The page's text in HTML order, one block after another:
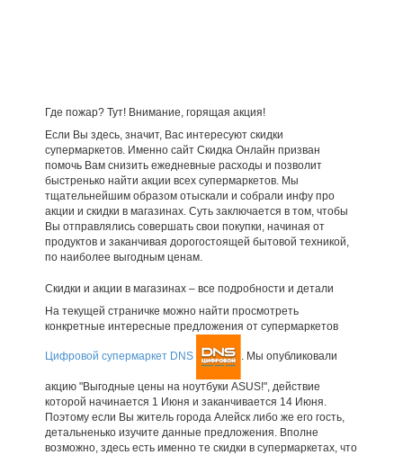
Где пожар? Тут! Внимание, горящая акция!
Если Вы здесь, значит, Вас интересуют скидки
супермаркетов. Именно сайт Скидка Онлайн призван
помочь Вам снизить ежедневные расходы и позволит
быстренько найти акции всех супермаркетов. Мы
тщательнейшим образом отыскали и собрали инфу про
акции и скидки в магазинах. Суть заключается в том, чтобы
Вы отправлялись совершать свои покупки, начиная от
продуктов и заканчивая дорогостоящей бытовой техникой,
по наиболее выгодным ценам.
Скидки и акции в магазинах – все подробности и детали
На текущей страничке можно найти просмотреть
конкретные интересные предложения от супермаркетов
Цифровой супермаркет DNS . Мы опубликовали
акцию "Выгодные цены на ноутбуки ASUS!", действие
которой начинается 1 Июня и заканчивается 14 Июня.
Поэтому если Вы житель города Алейск либо же его гость,
детальненько изучите данные предложения. Вполне
возможно, здесь есть именно те скидки в супермаркетах, что